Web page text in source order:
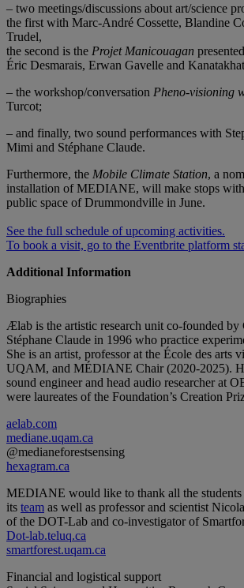
– two meetings/discussions about art/science
the first with Marc-André Cossette, Blandine
Trudel,
the second is the Projet Manicouagan
Éric Desmarais, Erwan Gavelle and
– the workshop/conversation Pheno-visioning
Turcot;
– and finally, two sound performances with
Mimi and Stéphane Claude.
Furthermore, the Mobile Climate Station, a
installation of MEDIANE, will make stops
public space of Drummondville in June.
See the full schedule of upcoming activities.
To book a visit, go to the Eventbrite platform
Additional Information
Biographies
Ælab is the artistic research unit co-founded by
Stéphane Claude in 1996 who practice
She is an artist, professor at the École des arts
UQAM, and MÉDIANE Chair (2020-2025).
sound engineer and head audio researcher at
were laureates of the Foundation’s Creation
aelab.com
mediane.uqam.ca
@medianeforestsensing
hexagram.ca
MEDIANE would like to thank all the students
its team as well as professor and scientist
of the DOT-Lab and co-investigator of
Dot-lab.teluq.ca
smartforest.uqam.ca
Financial and logistical support